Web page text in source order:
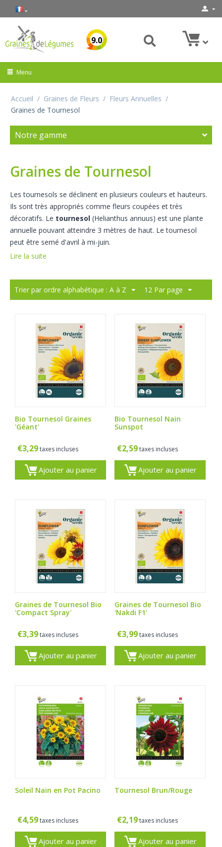
9.0
Menu
Accueil / Graines de Fleurs / Fleurs Annuelles /
Graines de Tournesol
Notre gamme
Graines de Tournesol
Les tournesols se déclinent en plusieurs couleurs et hauteurs.
Ils sont très appropriés comme fleurs coupées et très
décoratifs. Le tournesol (Helianthus annuus) est une plante
annuelle pouvant atteindre 3 mètres de haut. Le tournesol
peut être semé d'avril à mi-juin.
Lire la suite
Trier par ordre alphabétique : A à Z 12 Par page
Bio Tournesol Graines
'Géant'
€3,29taxes incluses
Ajouter au panier
Bio Tournesol Nain
Sunspot
€2,59 taxes incluses
Ajouter au panier
Graines de Tournesol Bio
'Compact Spray'
€3,39taxes incluses
Ajouter au panier
Graines de Tournesol Bio
'Nakdi F1'
€3,99 taxes incluses
Ajouter au panier
Soleil Nain en Pot Pacino
€4,59taxes incluses
Ajouter au panier
Tournesol Brun/Rouge
€2,19 taxes incluses
Ajouter au panier